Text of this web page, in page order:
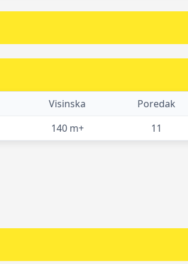
Visinska Poredak
140 m+ 11